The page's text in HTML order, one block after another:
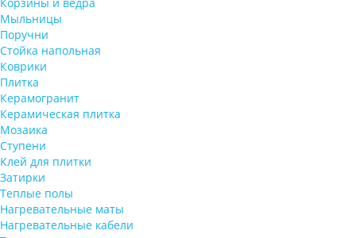
Мыльницы
Поручни
Стойка напольная
Коврики
Плитка
Керамогранит
Керамическая плитка
Мозаика
Ступени
Клей для плитки
Затирки
Теплые полы
Нагревательные маты
Нагревательные кабели